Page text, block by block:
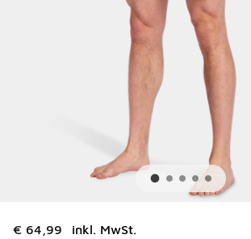
€ 64,99 inkl. MwSt.